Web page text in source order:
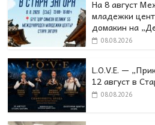
На 8 август
младежки
домакин на
08.08.2026
L.O.V.E. —
12 август в
08.08.2026